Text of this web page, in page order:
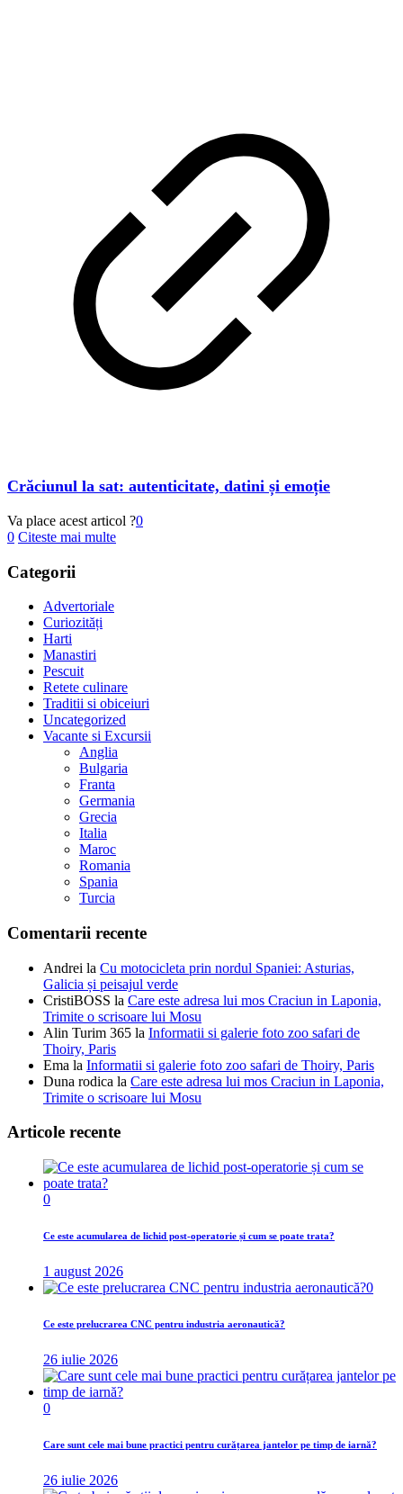
Crăciunul la sat: autenticitate, datini și emoție
Va place acest articol ?0
0 Citeste mai multe
Categorii
Advertoriale
Curiozități
Harti
Manastiri
Pescuit
Retete culinare
Traditii si obiceiuri
Uncategorized
Vacante si Excursii
Anglia
Bulgaria
Franta
Germania
Grecia
Italia
Maroc
Romania
Spania
Turcia
Comentarii recente
Andrei la Cu motocicleta prin nordul Spaniei: Asturias,
Galicia și peisajul verde
CristiBOSS la Care este adresa lui mos Craciun in Laponia,
Trimite o scrisoare lui Mosu
Alin Turim 365 la Informatii si galerie foto zoo safari de
Thoiry, Paris
Ema la Informatii si galerie foto zoo safari de Thoiry, Paris
Duna rodica la Care este adresa lui mos Craciun in Laponia,
Trimite o scrisoare lui Mosu
Articole recente
0
Ce este acumularea de lichid post-operatorie și cum se poate trata?
1 august 2026
0
Ce este prelucrarea CNC pentru industria aeronautică?
26 iulie 2026
0
Care sunt cele mai bune practici pentru curățarea jantelor pe timp de iarnă?
26 iulie 2026